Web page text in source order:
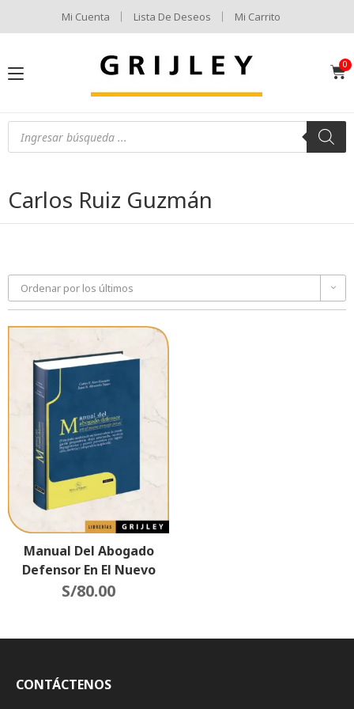
Mi Cuenta Lista De Deseos Mi Carrito
Carlos Ruiz Guzmán
Ordenar por los últimos
Manual Del Abogado
Defensor En El Nuevo
Proceso Penal
S/80.00
CONTÁCTENOS